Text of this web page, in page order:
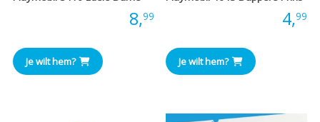
8,99
Je wilt hem?
4,99
Je wilt hem?